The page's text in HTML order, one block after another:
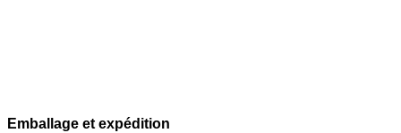
Emballage et expédition